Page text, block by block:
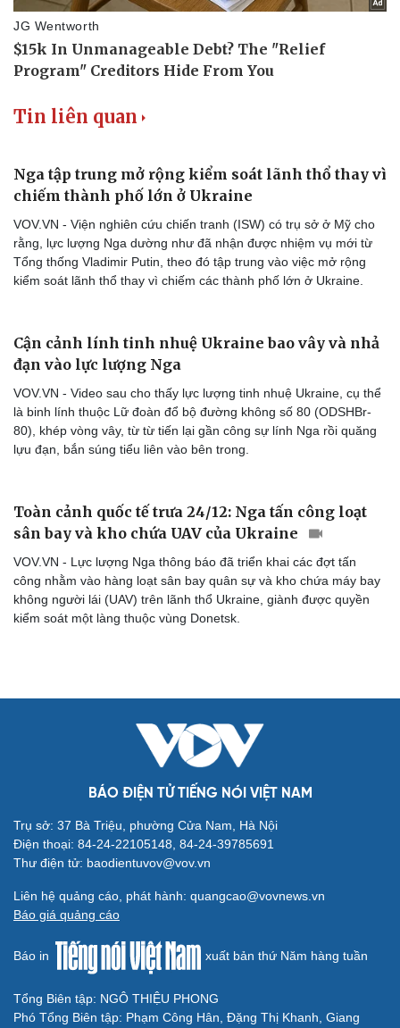
Cải chính
Tin liên quan
Nga tập trung mở rộng kiểm soát lãnh thổ thay vì
chiếm thành phố lớn ở Ukraine
VOV.VN - Viện nghiên cứu chiến tranh (ISW) có trụ sở ở Mỹ cho
rằng, lực lượng Nga dường như đã nhận được nhiệm vụ mới từ
Tổng thống Vladimir Putin, theo đó tập trung vào việc mở rộng
kiểm soát lãnh thổ thay vì chiếm các thành phố lớn ở Ukraine.
Cận cảnh lính tinh nhuệ Ukraine bao vây và nhả
đạn vào lực lượng Nga
VOV.VN - Video sau cho thấy lực lượng tinh nhuệ Ukraine, cụ thể
là binh lính thuộc Lữ đoàn đổ bộ đường không số 80 (ODSHBr-
80), khép vòng vây, từ từ tiến lại gần công sự lính Nga rồi quăng
lựu đạn, bắn súng tiểu liên vào bên trong.
Toàn cảnh quốc tế trưa 24/12: Nga tấn công loạt
sân bay và kho chứa UAV của Ukraine
VOV.VN - Lực lượng Nga thông báo đã triển khai các đợt tấn
công nhằm vào hàng loạt sân bay quân sự và kho chứa máy bay
không người lái (UAV) trên lãnh thổ Ukraine, giành được quyền
kiểm soát một làng thuộc vùng Donetsk.
BÁO ĐIỆN TỬ TIẾNG NÓI VIỆT NAM
Trụ sở: 37 Bà Triệu, phường Cửa Nam, Hà Nội
Điện thoại: 84-24-22105148, 84-24-39785691
Thư điện tử: baodientuvov@vov.vn
Liên hệ quảng cáo, phát hành: quangcao@vovnews.vn
Báo giá quảng cáo
Báo in xuất bản thứ Năm hàng tuần
Tổng Biên tập: NGÔ THIỆU PHONG
Phó Tổng Biên tập: Phạm Công Hân, Đặng Thị Khanh, Giang